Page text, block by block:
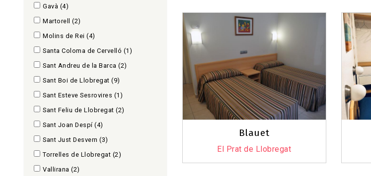
Blauet
El Prat de Llobregat
Gavà (4)
Martorell
(2)
Molins de Rei (4)
Santa Coloma de Cervelló (1)
Sant Andreu de la Barca (2)
Sant Boi de Llobregat (9)
Sant Esteve Sesrovires (1)
Sant Feliu de Llobregat (2)
Sant Joan Despí (4)
Sant Just Desvern (3)
Torrelles de Llobregat (2)
Vallirana (2)